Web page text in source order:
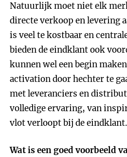
Natuurlijk moet niet elk
directe verkoop en levering
is veel te kostbaar en
bieden de eindklant ook
kunnen wel een begin
activation door hechter te
met leveranciers en
volledige ervaring, van
vlot verloopt bij de eindklant.
Wat is een goed voorbeeld